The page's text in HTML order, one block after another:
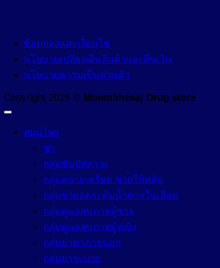
ข้อตกลงและเงื่อนไข
นโยบายเปลี่ยนคืนสินค้าและคืนเงิน
นโยบายความเป็นส่วนตัว
Copyright 2026 © Moombhesaj Drug store
สมุนไพร
ชา
กลุ่มขับปัสสาวะ
กลุ่มคลายเครียด ช่วยให้หลับ
กลุ่มช่วยลดระดับน้ำตาลในเลือด
กลุ่มดูแลสุขภาพผู้ชาย
กลุ่มดูแลสุขภาพผู้หญิง
กลุ่มยาทาภายนอก
กลุ่มยาระบาย